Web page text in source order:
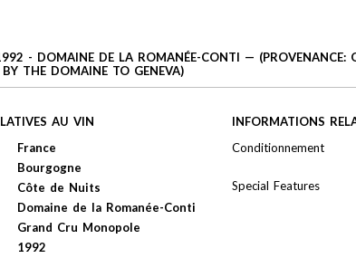
- DOMAINE DE LA ROMANÉE-CONTI — (PROVENANCE:
BY THE DOMAINE TO GENEVA)
AU VIN
France
Bourgogne
Côte de Nuits
Domaine de la Romanée-Conti
Grand Cru Monopole
1992
INFORMATIONS
Conditionnement
Special Features